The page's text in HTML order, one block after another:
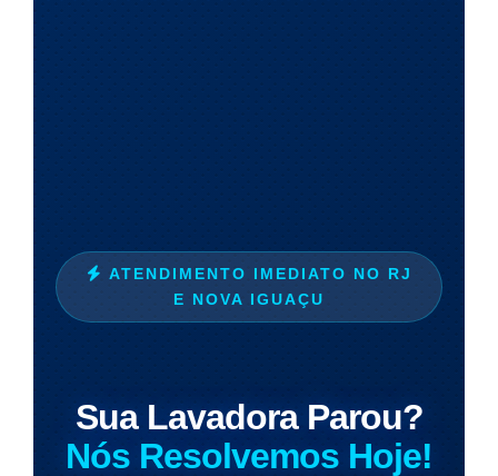
ATENDIMENTO IMEDIATO NO RJ
E NOVA IGUAÇU
Sua Lavadora Parou?
Nós Resolvemos Hoje!